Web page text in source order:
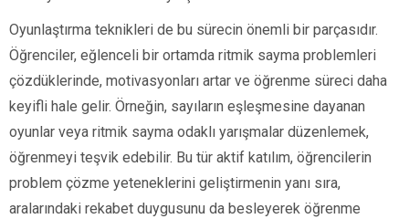
Oyunlaştırma teknikleri de bu sürecin önemli bir parçasıdır.
Öğrenciler, eğlenceli bir ortamda ritmik sayma problemleri
çözdüklerinde, motivasyonları artar ve öğrenme süreci daha
keyifli hale gelir. Örneğin, sayıların eşleşmesine dayanan
oyunlar veya ritmik sayma odaklı yarışmalar düzenlemek,
öğrenmeyi teşvik edebilir. Bu tür aktif katılım, öğrencilerin
problem çözme yeteneklerini geliştirmenin yanı sıra,
aralarındaki rekabet duygusunu da besleyerek öğrenme